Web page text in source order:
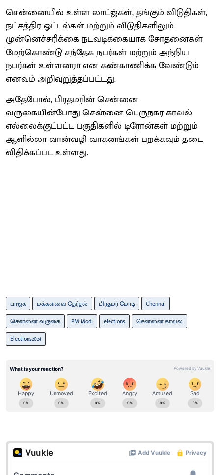
சென்னையில் உள்ள லாட்ஜ்கள், தங்கும் விடுதிகள்,
நட்சத்திர ஓட்டல்கள் மற்றும் விடுதிகளிலும்
முன்னெச்சரிக்கை நடவடிக்கையாக சோதனைகள்
மேற்கொண்டு சந்தேக நபர்கள் மற்றும் அந்நிய
நபர்கள் உள்ளனரா என கண்காணிக்க வேண்டும்
எனவும் அறிவுறுத்தப்பட்டது.
அதேபோல், பிரதமரின் சென்னை
வருகையின்போது சென்னை பெருநகர காவல்
எல்லைக்குட்பட்ட பகுதிகளில் டிரோன்கள் மற்றும்
ஆளில்லா வான்வழி வாகனங்கள் பறக்கவும் தடை
விதிக்கப்பட உள்ளது.
பாஜக மக்களவை தேர்தல் பிரதமர் மோடி
Chennai
சென்னை வருகை
PM Modi elections
சென்னை காவல்
Elections2024